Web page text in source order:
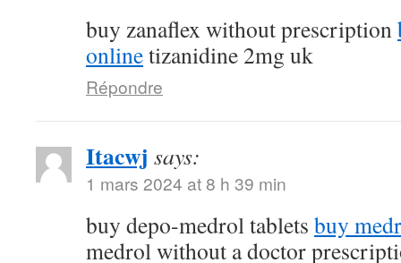
buy zanaflex without prescription
onlinetizanidine 2mg uk
Répondre
Itacwj says:
1 mars 2024 at 8 h 39 min
buy depo-medrol tablets buy
medrol without a doctor